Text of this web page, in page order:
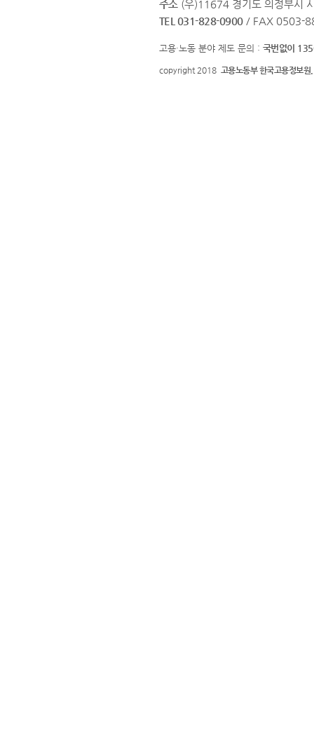
주소 (우)11674 경기도 의정부시
TEL 031-828-0900 / FAX 0503-
고용·노동 분야 제도 문의 : 국번없이
copyright 2018 고용노동부 한국고용정보원.